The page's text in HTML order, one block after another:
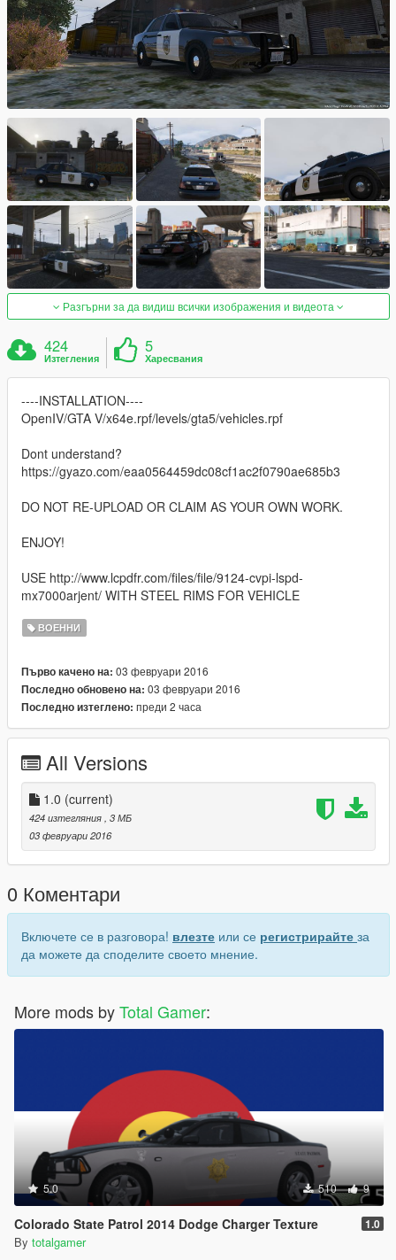
Разгърни за да видиш всички изображения и видеота
424
Изтегления
5
Харесвания
----INSTALLATION----
OpenIV/GTA V/x64e.rpf/levels/gta5/vehicles.rpf
Dont understand?
https://gyazo.com/eaa0564459dc08cf1ac2f0790ae685b3
DO NOT RE-UPLOAD OR CLAIM AS YOUR OWN WORK.
ENJOY!
USE http://www.lcpdfr.com/files/file/9124-cvpi-lspd-
mx7000arjent/ WITH STEEL RIMS FOR VEHICLE
ВОЕННИ
Първо качено на: 03 февруари 2016
Последно обновено на: 03 февруари 2016
Последно изтеглено: преди 2 часа
All Versions
1.0 (current)
424 изтегляния , 3 МБ
03 февруари 2016
0 Коментари
Включете се в разговора! влезте или се регистрирайте за
да можете да споделите своето мнение.
More mods byTotal Gamer:
5.0 510 9
Colorado State Patrol 2014 Dodge Charger Texture 1.0
By totalgamer